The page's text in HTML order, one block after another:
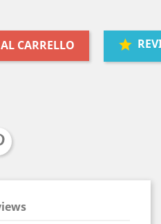
CARRELLO